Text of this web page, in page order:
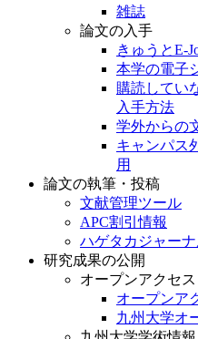
雑誌
論文の入手
きゅうとE-
本学の電子
購読してい
入手方法
学外からの
キャンパス
用
論文の執筆・投稿
文献管理ツール
APC割引情報
ハゲタカジャーナ
研究成果の公開
オープンアクセス
オープンア
九州大学オ